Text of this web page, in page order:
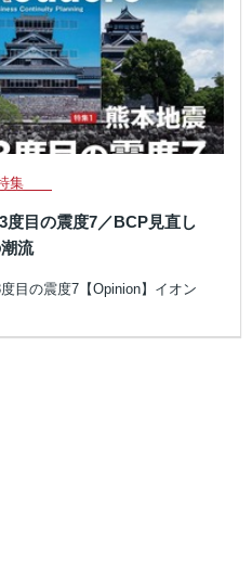
集
目の震度7／BCP見直し
流
目の震度7【Opinion】イオン